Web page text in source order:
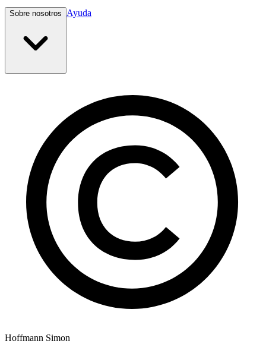
Sobre nosotros Ayuda
Hoffmann Simon